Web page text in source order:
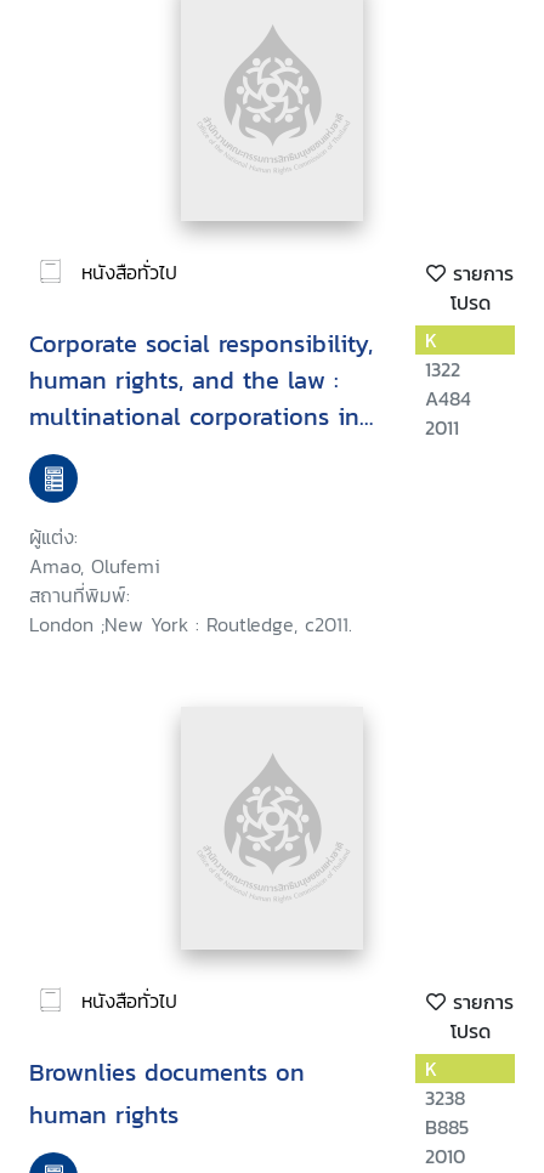
หนังสือทั่วไป
รายการ
โปรด
Corporate social responsibility,
human rights, and the law :
multinational corporations in
developing countries
ผู้แต่ง:
Amao, Olufemi
สถานที่พิมพ์:
London ;New York : Routledge, c2011.
K
1322
A484
2011
หนังสือทั่วไป
รายการ
โปรด
Brownlies documents on
human rights
K
3238
B885
2010